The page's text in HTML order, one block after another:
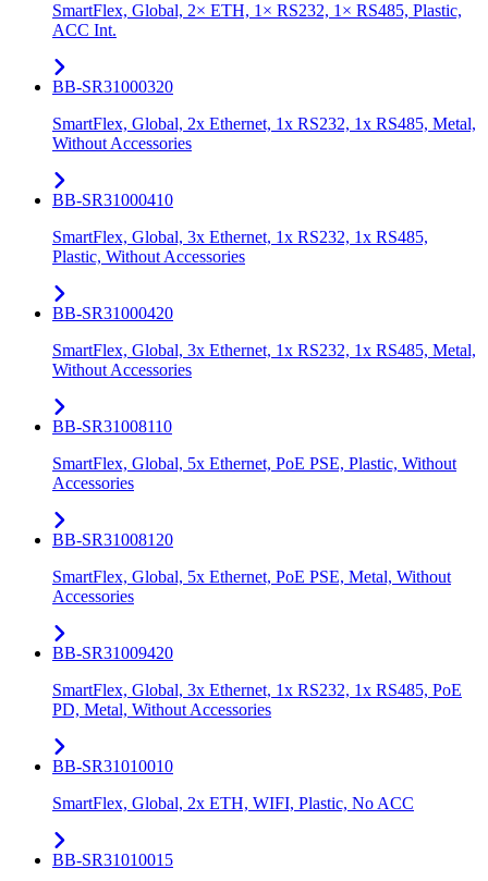
SmartFlex, Global, 2× ETH, 1× RS232, 1× RS485, Plastic,
ACC Int.
BB-SR31000320
SmartFlex, Global, 2x Ethernet, 1x RS232, 1x RS485, Metal,
Without Accessories
BB-SR31000410
SmartFlex, Global, 3x Ethernet, 1x RS232, 1x RS485,
Plastic, Without Accessories
BB-SR31000420
SmartFlex, Global, 3x Ethernet, 1x RS232, 1x RS485, Metal,
Without Accessories
BB-SR31008110
SmartFlex, Global, 5x Ethernet, PoE PSE, Plastic, Without
Accessories
BB-SR31008120
SmartFlex, Global, 5x Ethernet, PoE PSE, Metal, Without
Accessories
BB-SR31009420
SmartFlex, Global, 3x Ethernet, 1x RS232, 1x RS485, PoE
PD, Metal, Without Accessories
BB-SR31010010
SmartFlex, Global, 2x ETH, WIFI, Plastic, No ACC
BB-SR31010015